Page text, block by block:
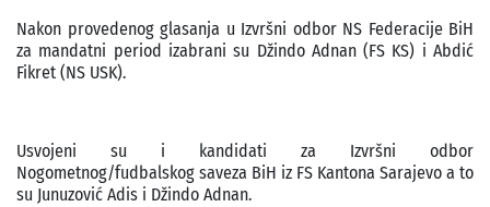
Nakon provedenog glasanja u Izvršni odbor NS Federacije BiH
za mandatni period izabrani su Džindo Adnan (FS KS) i Abdić
Fikret (NS USK).
Usvojeni su i kandidati za Izvršni odbor
Nogometnog/fudbalskog saveza BiH iz FS Kantona Sarajevo a to
su Junuzović Adis i Džindo Adnan.